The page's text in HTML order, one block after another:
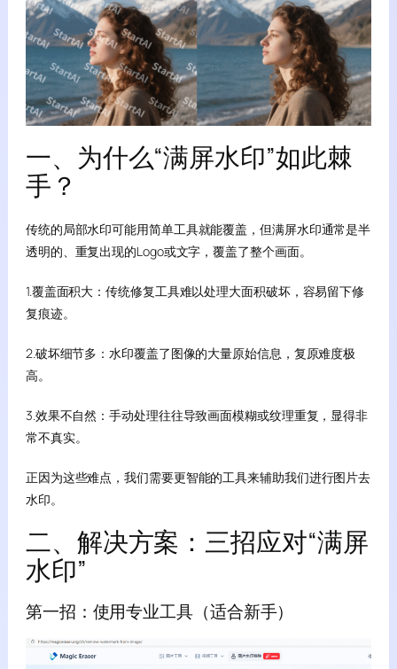
一、为什么“满屏水印”如此棘
手？
传统的局部水印可能用简单工具就能覆盖，但满屏水印通常是半
透明的、重复出现的Logo或文字，覆盖了整个画面。
1.覆盖面积大：传统修复工具难以处理大面积破坏，容易留下修
复痕迹。
2.破坏细节多：水印覆盖了图像的大量原始信息，复原难度极
高。
3.效果不自然：手动处理往往导致画面模糊或纹理重复，显得非
常不真实。
正因为这些难点，我们需要更智能的工具来辅助我们进行图片去
水印。
二、解决方案：三招应对“满屏
水印”
第一招：使用专业工具（适合新手）